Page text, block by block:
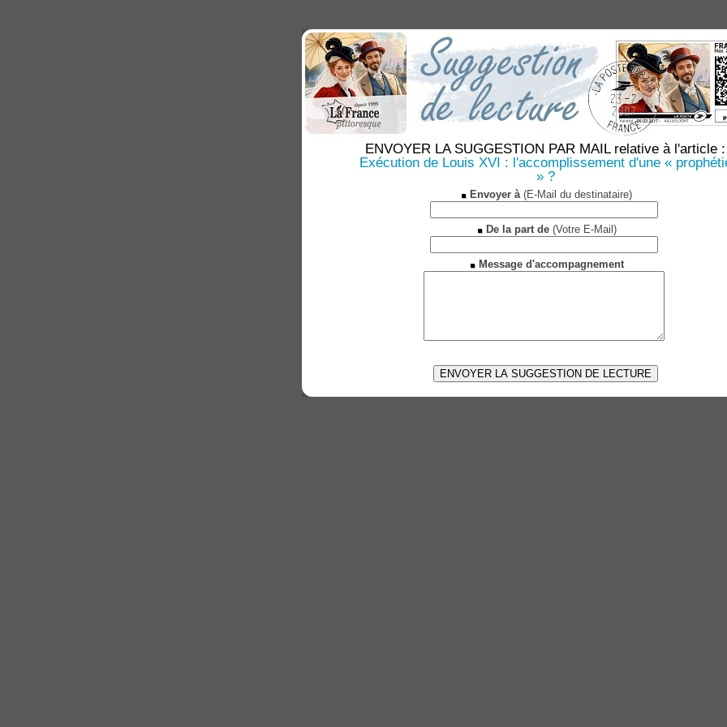
ENVOYER LA SUGGESTION PAR MAIL relative à l'article :
Exécution de Louis XVI : l'accomplissement d'une «
» ?
Envoyer à(E-Mail du destinataire)
De la part de(Votre E-Mail)
Message d'accompagnement